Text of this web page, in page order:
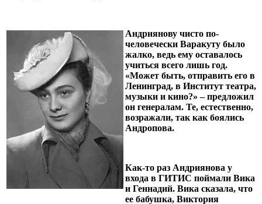
Андриянову чисто по-
человечески Варакуту было
жалко, ведь ему оставалось
учиться всего лишь год.
«Может быть, отправить его в
Ленинград, в Институт театра,
музыки и кино?» – предложил
он генералам. Те, естественно,
возражали, так как боялись
Андропова.
Как-то раз Андриянова у
входа в ГИТИС поймали Вика
и Геннадий. Вика сказала, что
ее бабушка, Виктория